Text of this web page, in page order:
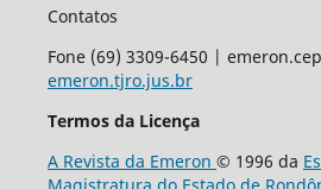
Contatos
Fone (69) 3309-6450 |
emeron.tjro.jus.br
Termos da Licença
A Revista da Emeron © 1996 da
Magistratura do Estado de